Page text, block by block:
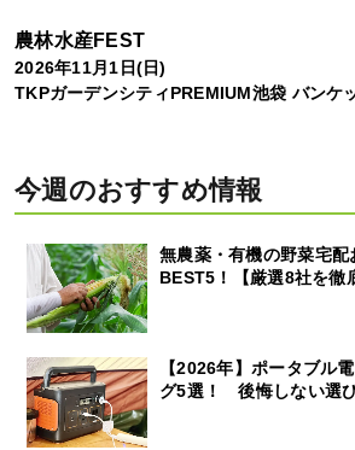
農林水産FEST
2026年11月1日(日)
TKPガーデンシティPREMIUM池袋 バンケ
今週のおすすめ情報
無農薬・有機の野菜宅
BEST5！【厳選8社を徹
【2026年】ポータブル
グ5選！ 後悔しない選